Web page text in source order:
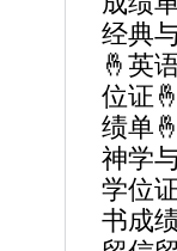
经典
🤞英
位证
绩单
神学
学位
书成